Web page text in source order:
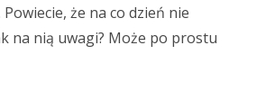
Powiecie, że na co dzień nie
na nią uwagi? Może po prostu